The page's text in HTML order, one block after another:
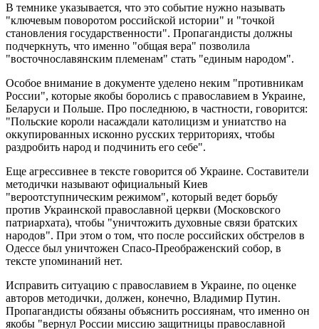
В темнике указывается, что это событие нужно называть
"ключевым поворотом российской истории" и "точкой
становления государственности". Пропагандисты должны
подчеркнуть, что именно "общая вера" позволила
"восточнославянским племенам" стать "единым народом".
Особое внимание в документе уделено неким "противникам
России", которые якобы боролись с православием в Украине,
Беларуси и Польше. Про последнюю, в частности, говорится:
"Польские короли насаждали католицизм и униатство на
оккупированных исконно русских территориях, чтобы
раздробить народ и подчинить его себе".
Еще агрессивнее в тексте говорится об Украине. Составители
методички называют официальный Киев
"вероотступническим режимом", который ведет борьбу
против Украинской православной церкви (Московского
патриархата), чтобы "уничтожить духовные связи братских
народов". При этом о том, что после российских обстрелов в
Одессе был уничтожен Спасо-Преображенский собор, в
тексте упоминаний нет.
Исправить ситуацию с православием в Украине, по оценке
авторов методички, должен, конечно, Владимир Путин.
Пропагандисты обязаны объяснить россиянам, что именно он
якобы "вернул России миссию защитницы православной